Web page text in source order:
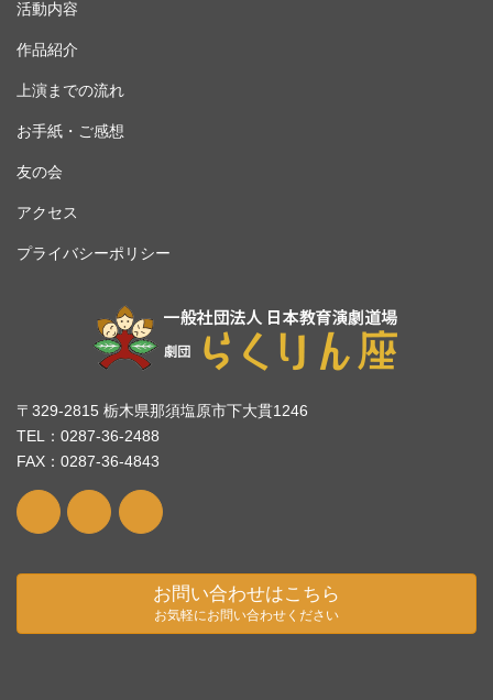
活動内容
作品紹介
上演までの流れ
お手紙・ご感想
友の会
アクセス
プライバシーポリシー
〒329-2815 栃木県那須塩原市下大貫1246
TEL：0287-36-2488
FAX：0287-36-4843
お問い合わせはこちら
お気軽にお問い合わせください